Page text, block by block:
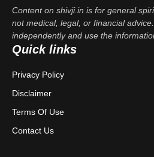
Content on shivji.in is for general
not medical, legal, or financial
independently and use the
Quick links
Privacy Policy
Disclaimer
Terms Of Use
Contact Us